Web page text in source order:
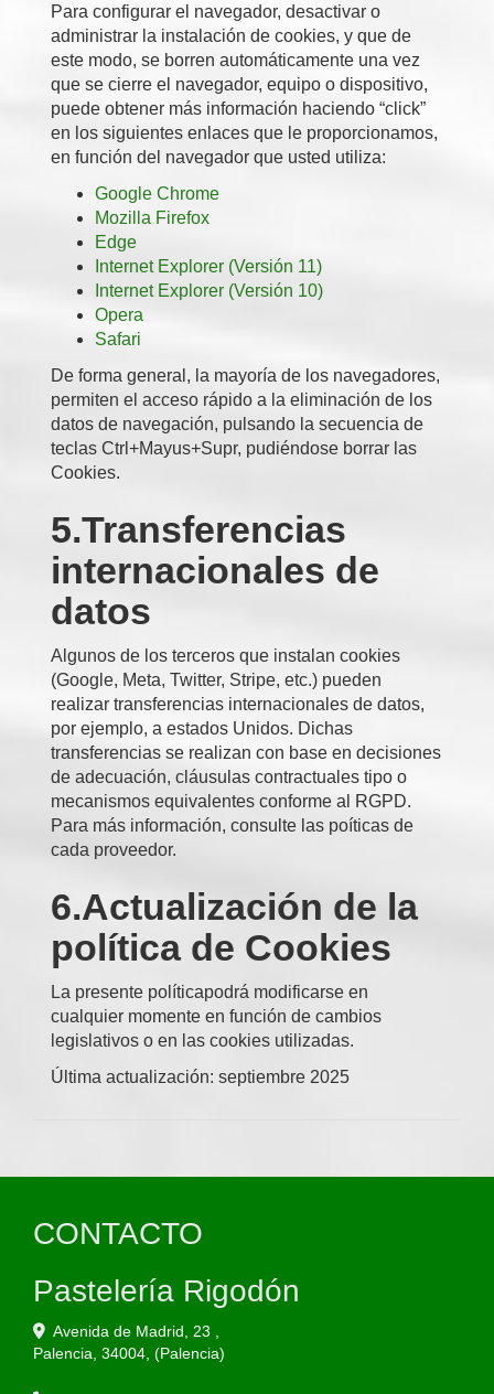
Para configurar el navegador, desactivar o
administrar la instalación de cookies, y que de
este modo, se borren automáticamente una vez
que se cierre el navegador, equipo o dispositivo,
puede obtener más información haciendo “click”
en los siguientes enlaces que le proporcionamos,
en función del navegador que usted utiliza:
Google Chrome
Mozilla Firefox
Edge
Internet Explorer (Versión 11)
Internet Explorer (Versión 10)
Opera
Safari
De forma general, la mayoría de los navegadores,
permiten el acceso rápido a la eliminación de los
datos de navegación, pulsando la secuencia de
teclas Ctrl+Mayus+Supr, pudiéndose borrar las
Cookies.
5.Transferencias
internacionales de
datos
Algunos de los terceros que instalan cookies
(Google, Meta, Twitter, Stripe, etc.) pueden
realizar transferencias internacionales de datos,
por ejemplo, a estados Unidos. Dichas
transferencias se realizan con base en decisiones
de adecuación, cláusulas contractuales tipo o
mecanismos equivalentes conforme al RGPD.
Para más información, consulte las poíticas de
cada proveedor.
6.Actualización de la
política de Cookies
La presente políticapodrá modificarse en
cualquier momente en función de cambios
legislativos o en las cookies utilizadas.
Última actualización: septiembre 2025
CONTACTO
Pastelería Rigodón
Avenida de Madrid, 23 ,
Palencia 34004 (Palencia)